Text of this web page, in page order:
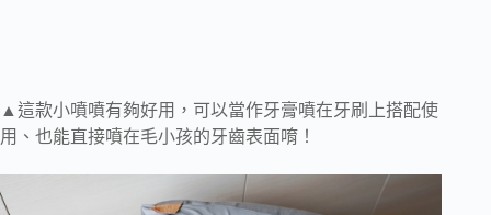
▲這款小噴噴有夠好用，可以當作牙膏噴在牙刷上搭配使
用、也能直接噴在毛小孩的牙齒表面唷！